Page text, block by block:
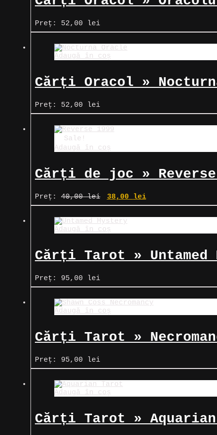
Preț: 52,00 lei
Adaugă în coș
Cărți Oracol »
Preț: 52,00 lei
Sale!
Adaugă în coș
Cărți de joc »
Preț: 40,00lei
Prețul
inițial
fost:
40,00 lei.
38,00 lei
curent
Adaugă în coș
Cărți Tarot » Untamed
Preț: 95,00 lei
Adaugă în coș
Cărți Tarot »
Preț: 95,00 lei
Adaugă în coș
Cărți Tarot »